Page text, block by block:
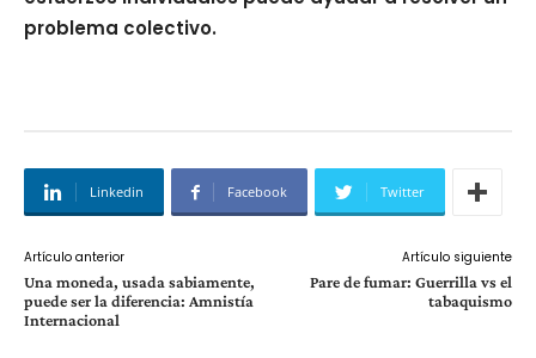
problema colectivo.
Linkedin Facebook Twitter
Artículo anterior
Una moneda, usada sabiamente,
puede ser la diferencia: Amnistí­a
Internacional
Artículo siguiente
Pare de fumar: Guerrilla vs el
tabaquismo